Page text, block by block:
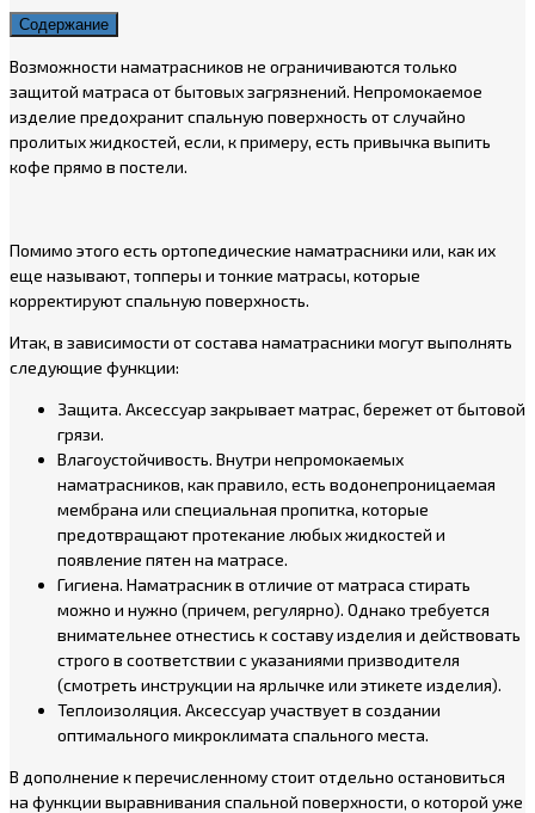
Содержание
Возможности наматрасников не ограничиваются только
защитой матраса от бытовых загрязнений. Непромокаемое
изделие предохранит спальную поверхность от случайно
пролитых жидкостей, если, к примеру, есть привычка выпить
кофе прямо в постели.
Помимо этого есть ортопедические наматрасники или, как их
еще называют, топперы и тонкие матрасы, которые
корректируют спальную поверхность.
Итак, в зависимости от состава наматрасники могут выполнять
следующие функции:
Защита. Аксессуар закрывает матрас, бережет от бытовой
грязи.
Влагоустойчивость. Внутри непромокаемых
наматрасников, как правило, есть водонепроницаемая
мембрана или специальная пропитка, которые
предотвращают протекание любых жидкостей и
появление пятен на матрасе.
Гигиена. Наматрасник в отличие от матраса стирать
можно и нужно (причем, регулярно). Однако требуется
внимательнее отнестись к составу изделия и действовать
строго в соответствии с указаниями призводителя
(смотреть инструкции на ярлычке или этикете изделия).
Теплоизоляция. Аксессуар участвует в создании
оптимального микроклимата спального места.
В дополнение к перечисленному стоит отдельно остановиться
на функции выравнивания спальной поверхности, о которой уже